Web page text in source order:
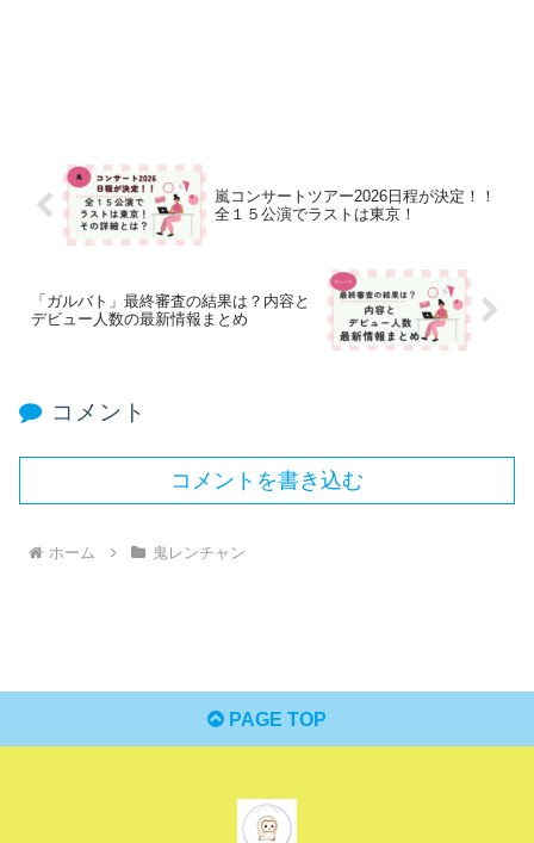
嵐コンサートツアー2026日程が決定！！
全１５公演でラストは東京！
「ガルバト」最終審査の結果は？内容と
デビュー人数の最新情報まとめ
コメント
コメントを書き込む
ホーム 鬼レンチャン
PAGE TOP